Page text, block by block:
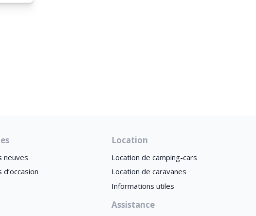
neuves
d’occasion
Location
Location de camping-cars
Location de caravanes
Informations utiles
Assistance